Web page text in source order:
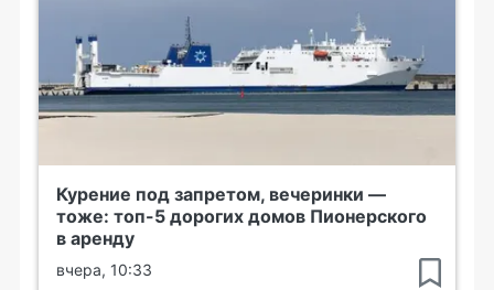
Курение под запретом, вечеринки —
тоже: топ-5 дорогих домов Пионерского
в аренду
вчера, 10:33